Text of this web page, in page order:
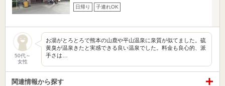
日帰り 子連れOK
50代～
女性
お湯がとろとろで熊本の山鹿や平山温泉に泉質が似てました。硫
黄臭が温泉きたと実感できる良い温泉でした。料金も良心的、派
手さは…
関連情報から探す